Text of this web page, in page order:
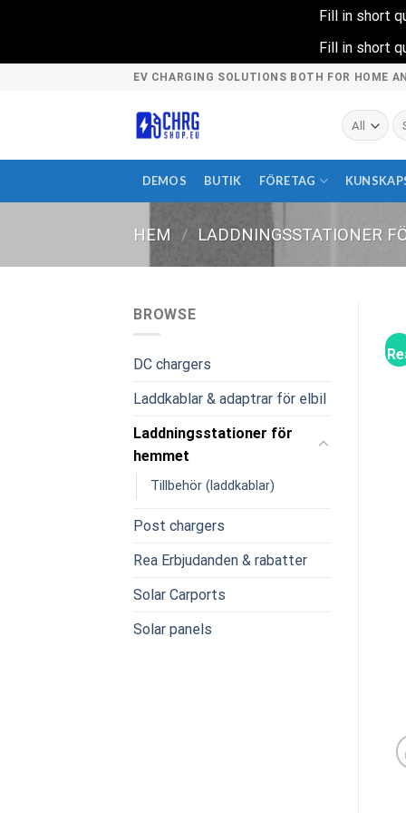
Fill in short
Fill in short
EV CHARGING SOLUTIONS BOTH FOR HOME
DEMOS BUTIK FÖRETAG
HEM / LADDNINGSSTATIONER
BROWSE
DC chargers
Laddkablar & adaptrar för elbil
Laddningsstationer för
hemmet
Tillbehör (laddkablar)
Post chargers
Rea Erbjudanden & rabatter
Solar Carports
Solar panels